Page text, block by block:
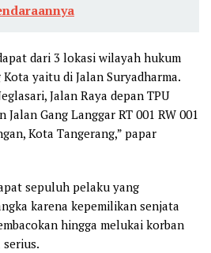
dari 3 lokasi wilayah hukum
yaitu di Jalan Suryadharma.
Jalan Raya depan TPU
Gang Langgar RT 001 RW 001
Kota Tangerang,” papar
sepuluh pelaku yang
karena kepemilikan senjata
hingga melukai korban